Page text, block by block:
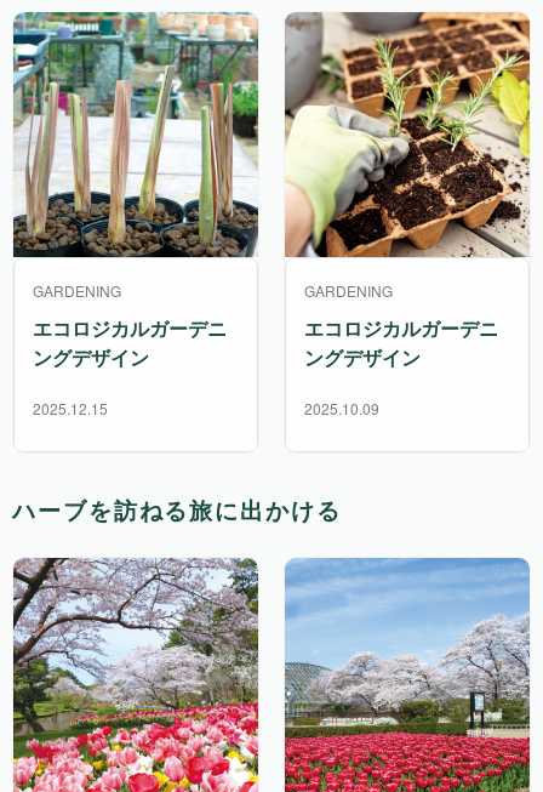
GARDENING
エコロジカルガーデニ
ングデザイン
2025.12.15
GARDENING
エコロジカルガーデニ
ングデザイン
2025.10.09
ハーブを訪ねる旅に出かける